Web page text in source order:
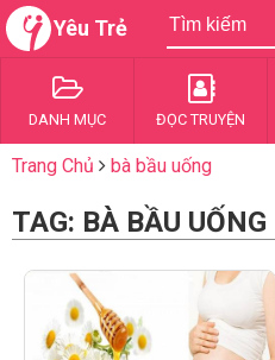
Yêu Trẻ
DANH MỤC ĐỌC TRUYỆN
Trang Chủ bà bầu uống
TAG: BÀ BẦU UỐNG